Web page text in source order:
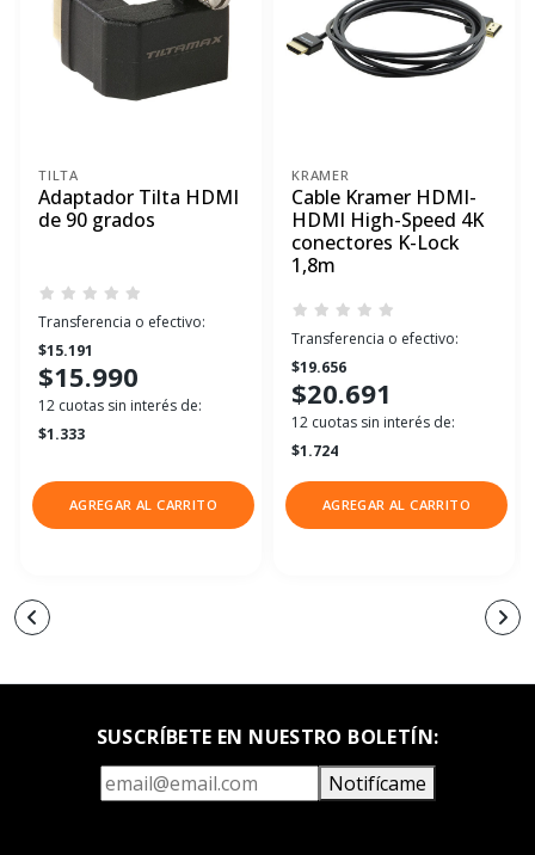
TILTA
Adaptador Tilta HDMI
de 90 grados
Transferencia o efectivo:
$15.191
$15.990
12 cuotas sin interés de:
$1.333
AGREGAR AL CARRITO
KRAMER
Cable Kramer HDMI-
HDMI High-Speed 4K
conectores K-Lock
1,8m
Transferencia o efectivo:
$19.656
$20.691
12 cuotas sin interés de:
$1.724
AGREGAR AL CARRITO
SUSCRÍBETE EN NUESTRO BOLETÍN:
Notifícame